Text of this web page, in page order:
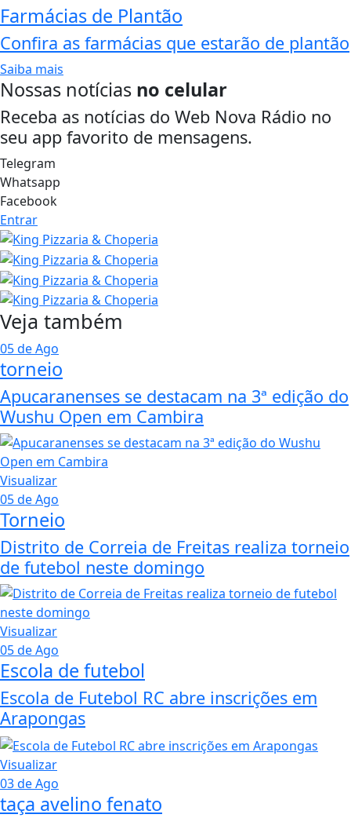
Farmácias de Plantão
Confira as farmácias que estarão de plantão
Saiba mais
Nossas notícias no celular
Receba as notícias do Web Nova Rádio no
seu app favorito de mensagens.
Telegram
Whatsapp
Facebook
Entrar
Veja também
05 de Ago
torneio
Apucaranenses se destacam na 3ª edição do
Wushu Open em Cambira
Visualizar
05 de Ago
Torneio
Distrito de Correia de Freitas realiza torneio
de futebol neste domingo
Visualizar
05 de Ago
Escola de futebol
Escola de Futebol RC abre inscrições em
Arapongas
Visualizar
03 de Ago
taça avelino fenato